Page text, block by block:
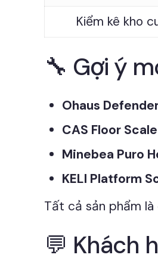
Kiểm kê kho
🔧 Gợi ý
Ohaus
CAS Floor Scale
Minebea Puro
KELI Platform
Tất cả sản phẩm là
💬 Khách